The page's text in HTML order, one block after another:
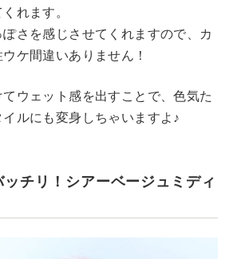
れます。
さを感じさせてくれますので、カ
ケ間違いありません！
ウェット感を出すことで、色気た
ルにも変身しちゃいますよ♪
ッチリ！シアーベージュミディ